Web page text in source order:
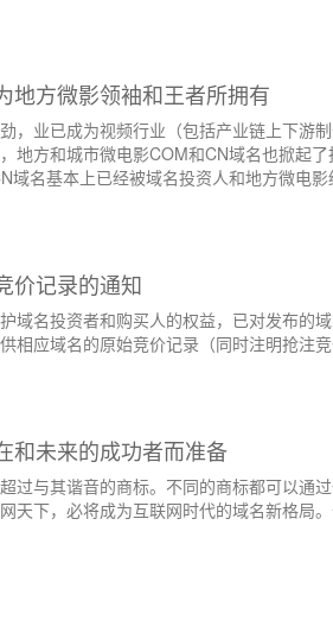
地方微影领袖和王者所拥有
业已成为视频行业（包括产业链上下游
地方和城市微电影COM和CN域名也掀起
域名基本上已经被域名投资人和地方微电
价记录的通知
域名投资者和购买人的权益，已对发布的
供相应域名的原始竞价记录（同时注明
和未来的成功者而准备
过与其谐音的商标。不同的商标都可以通
天下，必将成为互联网时代的域名新格局